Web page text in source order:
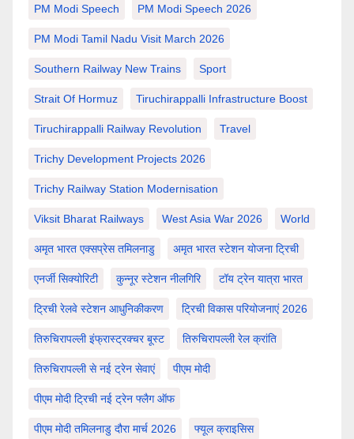
PM Modi Speech PM Modi Speech 2026
PM Modi Tamil Nadu Visit March 2026
Southern Railway New Trains Sport
Strait Of Hormuz Tiruchirappalli Infrastructure Boost
Tiruchirappalli Railway Revolution Travel
Trichy Development Projects 2026
Trichy Railway Station Modernisation
Viksit Bharat Railways West Asia War 2026 World
अमृत भारत एक्सप्रेस तमिलनाडु अमृत भारत स्टेशन योजना ट्रिची
एनर्जी सिक्योरिटी कुन्नूर स्टेशन नीलगिरि टॉय ट्रेन यात्रा भारत
ट्रिची रेलवे स्टेशन आधुनिकीकरण ट्रिची विकास परियोजनाएं 2026
तिरुचिरापल्ली इंफ्रास्ट्रक्चर बूस्ट तिरुचिरापल्ली रेल क्रांति
तिरुचिरापल्ली से नई ट्रेन सेवाएं पीएम मोदी
पीएम मोदी ट्रिची नई ट्रेन फ्लैग ऑफ
पीएम मोदी तमिलनाडु दौरा मार्च 2026 फ्यूल क्राइसिस